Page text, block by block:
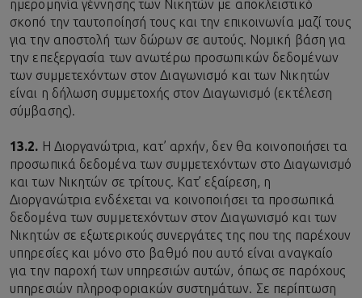
ημερομηνία γέννησης των Νικητών με αποκλειστικό
σκοπό την ταυτοποίησή τους και την επικοινωνία μαζί τους
για την αποστολή των δώρων σε αυτούς. Νομική βάση για
την επεξεργασία των ανωτέρω προσωπικών δεδομένων
των συμμετεχόντων στον Διαγωνισμό και των Νικητών
είναι η δήλωση συμμετοχής στον Διαγωνισμό (εκτέλεση
σύμβασης).
13.2. Η Διοργανώτρια, κατ’ αρχήν, δεν θα κοινοποιήσει τα
προσωπικά δεδομένα των συμμετεχόντων στο Διαγωνισμό
και των Νικητών σε τρίτους. Κατ’ εξαίρεση, η
Διοργανώτρια ενδέχεται να κοινοποιήσει τα προσωπικά
δεδομένα των συμμετεχόντων στον Διαγωνισμό και των
Νικητών σε εξωτερικούς συνεργάτες της που της παρέχουν
υπηρεσίες και μόνο στο βαθμό που αυτό είναι αναγκαίο
για την παροχή των υπηρεσιών αυτών, όπως σε παρόχους
υπηρεσιών πληροφοριακών συστημάτων. Σε περίπτωση